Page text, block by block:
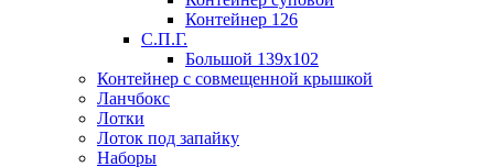
Контейнер 126
С.П.Г.
Большой 139х102
Контейнер с совмещенной крышкой
Ланчбокс
Лотки
Лоток под запайку
Наборы